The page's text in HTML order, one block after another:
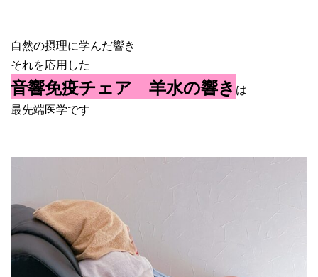
自然の摂理に学んだ響き
それを応用した
音響免疫チェア 羊水の響き は
最先端医学です